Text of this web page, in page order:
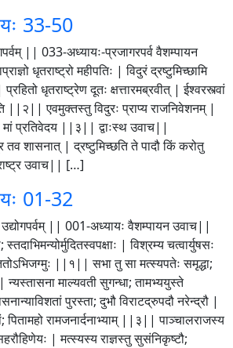
33-50
|| 033-अध्यायः-प्रजागरपर्व वैशम्पायन
धृतराष्ट्रो महीपतिः | विदुरं द्रष्टुमिच्छामि
धृतराष्ट्रेण दूतः क्षत्तारमब्रवीत् | ईश्वरस्त्वां
||२|| एवमुक्तस्तु विदुरः प्राप्य राजनिवेशनम् |
मां प्रतिवेदय ||३|| द्वाःस्थ उवाच||
तव शासनात् | द्रष्टुमिच्छति ते पादौ किं करोतु
उवाच|| […]
01-32
|| 001-अध्यायः वैशम्पायन उवाच||
| विश्रम्य चत्वार्युषसः
||१|| सभा तु सा मत्स्यपतेः समृद्धा;
न्यस्तासना माल्यवती सुगन्धा; तामभ्ययुस्ते
पुरस्ता; दुभौ विराटद्रुपदौ नरेन्द्रौ |
पितामहो रामजनार्दनाभ्याम् ||३|| पाञ्चालराजस्य
| मत्स्यस्य राज्ञस्तु सुसंनिकृष्टौ;